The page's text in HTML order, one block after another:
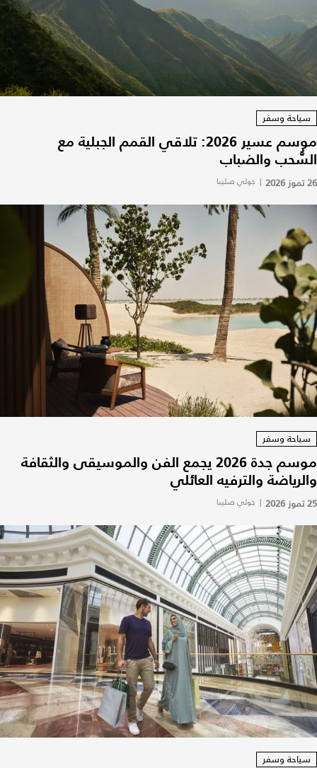
سياحة وسفر
موسم عسير 2026: تلاقي القمم الجبلية مع
السُّحب والضباب
26 تموز 2026 | جولي صليبا
سياحة وسفر
موسم جدة 2026 يجمع الفن والموسيقى والثقافة
والرياضة والترفيه العائلي
25 تموز 2026 | جولي صليبا
سياحة وسفر